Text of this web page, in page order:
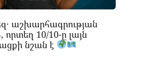
աշխարհագրության
10/10-ը լայն
նշան է